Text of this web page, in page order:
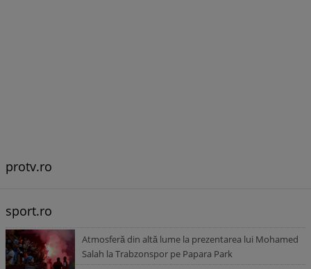
protv.ro
sport.ro
Atmosferă din altă lume la prezentarea lui Mohamed
Salah la Trabzonspor pe Papara Park